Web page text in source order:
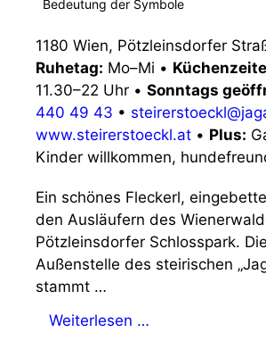
Bedeutung der Symbole
1180 Wien, Pötzleinsdorfer
Ruhetag: Mo–Mi •
11.30–22 Uhr • Sonntags
440 49 43 •
www.steirerstoeckl.at • Plus:
Kinder willkommen,
Ein schönes Fleckerl,
den Ausläufern des
Pötzleinsdorfer Schlosspark.
Außenstelle des steirischen
stammt …
Weiterlesen …